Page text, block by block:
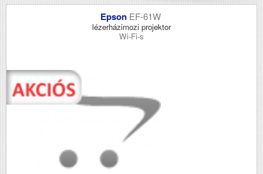
Epson EF-61W
lézerházimozi projektor
Wi-Fi-s